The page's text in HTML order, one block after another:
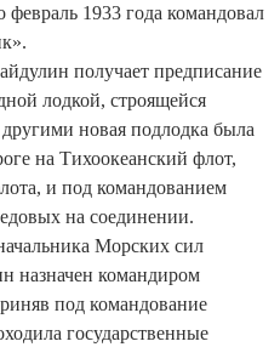
февраль 1933 года командовал
получает предписание
лодкой, строящейся
новая подлодка была
на Тихоокеанский флот,
и под командованием
на соединении.
Морских сил
назначен командиром
под командование
государственные